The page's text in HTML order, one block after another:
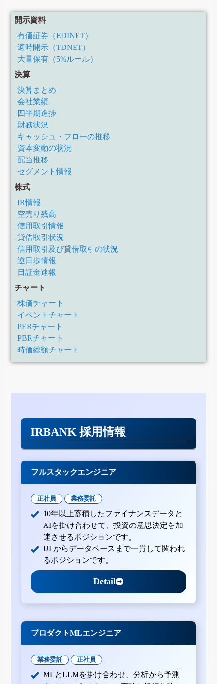
開示資料
有価証券（EDINET）
適時開示（TDNET）
大量保有（5%ルール）
決算
決算まとめ
会社業績
四半期進捗
財務状況
キャッシュ・フローの推移
資本変動の状況
配当推移
セグメント情報
株式
IR情報
空売り残高
信用取引情報
貸借取引状況
信用取引及び貸借取引の状況
逆日歩情報
日証金速報
チャート
株価チャート
イベントチャート
PERチャート
PBRチャート
時価総額チャート
IRBANK 採用情報
フルスタックエンジニア
正社員 業務委託
10年以上蓄積したファイナンスデータと
AIを掛け合わせて、投資の意思決定を加
速させるポジションです。
UI からデータベースまで一貫して関われ
るポジションです。
Detail
プロダクトMLエンジニア
業務委託 正社員
MLとLLMを掛け合わせ、分析から予測